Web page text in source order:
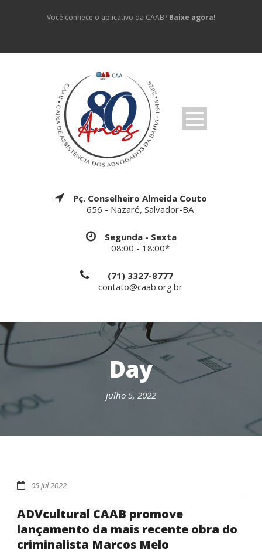
Você conhece o aplicativo da CAAB? Baixe agora!
Pç. Conselheiro Almeida Couto
656 - Nazaré, Salvador-BA
Segunda - Sexta
08:00 - 18:00*
(71) 3327-8777
contato@caab.org.br
Day
julho 5, 2022
05 jul 2022
ADVcultural CAAB promove
lançamento da mais recente obra do
criminalista Marcos Melo